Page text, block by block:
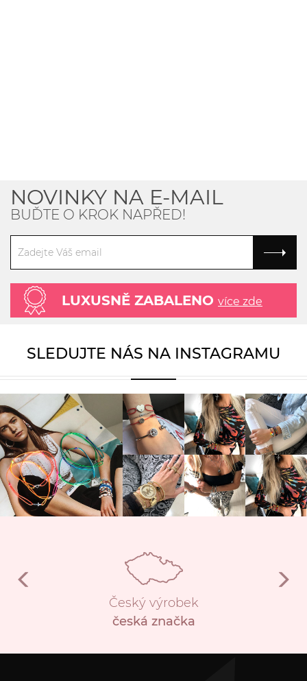
NOVINKY NA E-MAIL
BUĎTE O KROK NAPŘED!
LUXUSNĚ ZABALENO více zde
SLEDUJTE NÁS NA INSTAGRAMU
Český výrobek
česká značka